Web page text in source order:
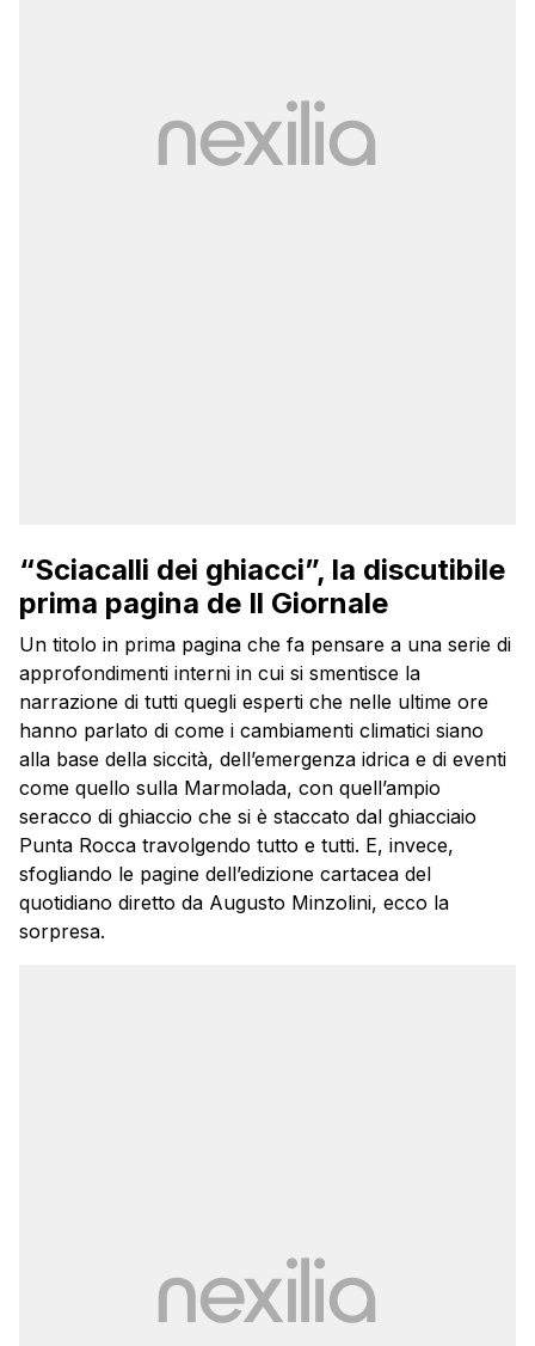
“Sciacalli dei ghiacci”, la discutibile
prima pagina de Il Giornale
Un titolo in prima pagina che fa pensare a una serie di
approfondimenti interni in cui si smentisce la
narrazione di tutti quegli esperti che nelle ultime ore
hanno parlato di come i cambiamenti climatici siano
alla base della siccità, dell’emergenza idrica e di eventi
come quello sulla Marmolada, con quell’ampio
seracco di ghiaccio che si è staccato dal ghiacciaio
Punta Rocca travolgendo tutto e tutti. E, invece,
sfogliando le pagine dell’edizione cartacea del
quotidiano diretto da Augusto Minzolini, ecco la
sorpresa.